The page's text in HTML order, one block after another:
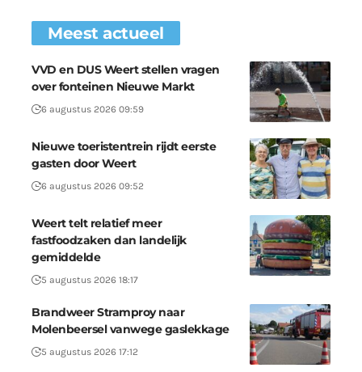
Meest actueel
VVD en DUS Weert stellen vragen
over fonteinen Nieuwe Markt
6 augustus 2026 09:59
Nieuwe toeristentrein rijdt eerste
gasten door Weert
6 augustus 2026 09:52
Weert telt relatief meer
fastfoodzaken dan landelijk
gemiddelde
5 augustus 2026 18:17
Brandweer Stramproy naar
Molenbeersel vanwege gaslekkage
5 augustus 2026 17:12